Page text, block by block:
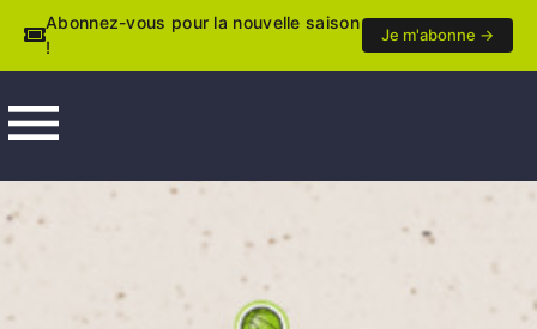
Abonnez-vous pour la nouvelle saison
!
Je m'abonne →
menu